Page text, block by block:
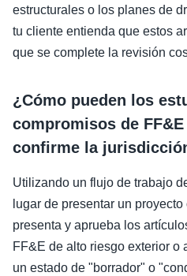
estructurales o los planes de
tu cliente entienda que estos
que se complete la revisión
¿Cómo pueden los
compromisos de
confirme la
Utilizando un flujo de trabajo
lugar de presentar un
presenta y aprueba los
FF&E de alto riesgo exterior o
un estado de "borrador" o